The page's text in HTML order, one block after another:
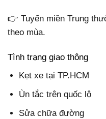
👉 Tuyến miền Trung
theo mùa.
Tình trạng giao thông
Kẹt xe tại TP.HCM
Ùn tắc trên quốc lộ
Sửa chữa đường